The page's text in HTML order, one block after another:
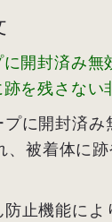
開封済み無
を残さない
に開封済み
、被着体に
止機能によ